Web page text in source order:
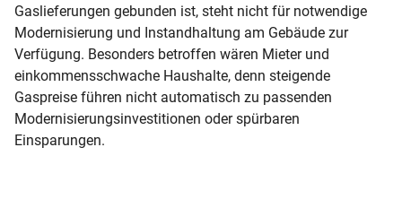
Gaslieferungen gebunden ist, steht nicht für notwendige
Modernisierung und Instandhaltung am Gebäude zur
Verfügung. Besonders betroffen wären Mieter und
einkommensschwache Haushalte, denn steigende
Gaspreise führen nicht automatisch zu passenden
Modernisierungsinvestitionen oder spürbaren
Einsparungen.